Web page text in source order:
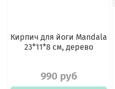
Кирпич для йоги Mandala
23*11*8 см, дерево
990 руб